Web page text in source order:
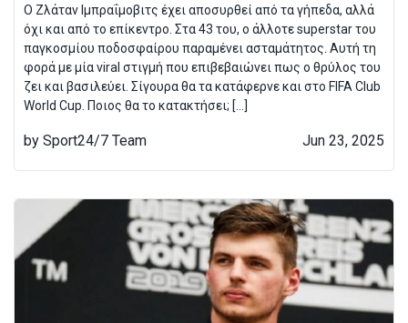
Ο Ζλάταν Ιμπραΐμοβιτς έχει αποσυρθεί από τα γήπεδα, αλλά
όχι και από το επίκεντρο. Στα 43 του, ο άλλοτε superstar του
παγκοσμίου ποδοσφαίρου παραμένει ασταμάτητος. Αυτή τη
φορά με μία viral στιγμή που επιβεβαιώνει πως ο θρύλος του
ζει και βασιλεύει. Σίγουρα θα τα κατάφερνε και στο FIFA Club
World Cup. Ποιος θα το κατακτήσει; […]
by Sport24/7 Team Jun 23, 2025